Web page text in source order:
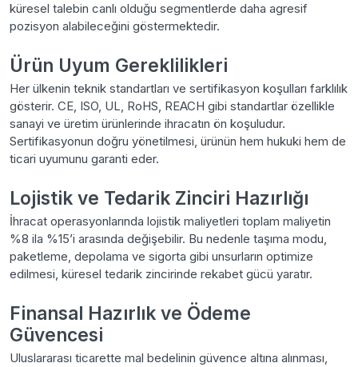
küresel talebin canlı olduğu segmentlerde daha agresif
pozisyon alabileceğini göstermektedir.
Ürün Uyum Gereklilikleri
Her ülkenin teknik standartları ve sertifikasyon koşulları farklılık
gösterir. CE, ISO, UL, RoHS, REACH gibi standartlar özellikle
sanayi ve üretim ürünlerinde ihracatın ön koşuludur.
Sertifikasyonun doğru yönetilmesi, ürünün hem hukuki hem de
ticari uyumunu garanti eder.
Lojistik ve Tedarik Zinciri Hazırlığı
İhracat operasyonlarında lojistik maliyetleri toplam maliyetin
%8 ila %15’i arasında değişebilir. Bu nedenle taşıma modu,
paketleme, depolama ve sigorta gibi unsurların optimize
edilmesi, küresel tedarik zincirinde rekabet gücü yaratır.
Finansal Hazırlık ve Ödeme
Güvencesi
Uluslararası ticarette mal bedelinin güvence altına alınması,